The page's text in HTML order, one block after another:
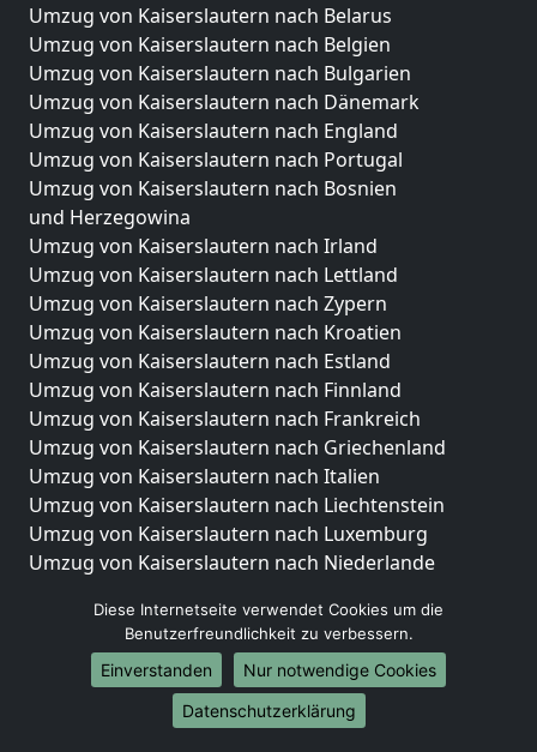
Umzug von Kaiserslautern nach Belarus
Umzug von Kaiserslautern nach Belgien
Umzug von Kaiserslautern nach Bulgarien
Umzug von Kaiserslautern nach Dänemark
Umzug von Kaiserslautern nach England
Umzug von Kaiserslautern nach Portugal
Umzug von Kaiserslautern nach Bosnien
und Herzegowina
Umzug von Kaiserslautern nach Irland
Umzug von Kaiserslautern nach Lettland
Umzug von Kaiserslautern nach Zypern
Umzug von Kaiserslautern nach Kroatien
Umzug von Kaiserslautern nach Estland
Umzug von Kaiserslautern nach Finnland
Umzug von Kaiserslautern nach Frankreich
Umzug von Kaiserslautern nach Griechenland
Umzug von Kaiserslautern nach Italien
Umzug von Kaiserslautern nach Liechtenstein
Umzug von Kaiserslautern nach Luxemburg
Umzug von Kaiserslautern nach Niederlande
Umzüge-Deutschlandweit
Umzug von Kaiserslautern nach Berlin
Umzug von Kaiserslautern nach Hamburg
Umzug von Kaiserslautern nach München
Diese Internetseite verwendet Cookies um die
Benutzerfreundlichkeit zu verbessern.
Einverstanden
Nur notwendige Cookies
Datenschutzerklärung